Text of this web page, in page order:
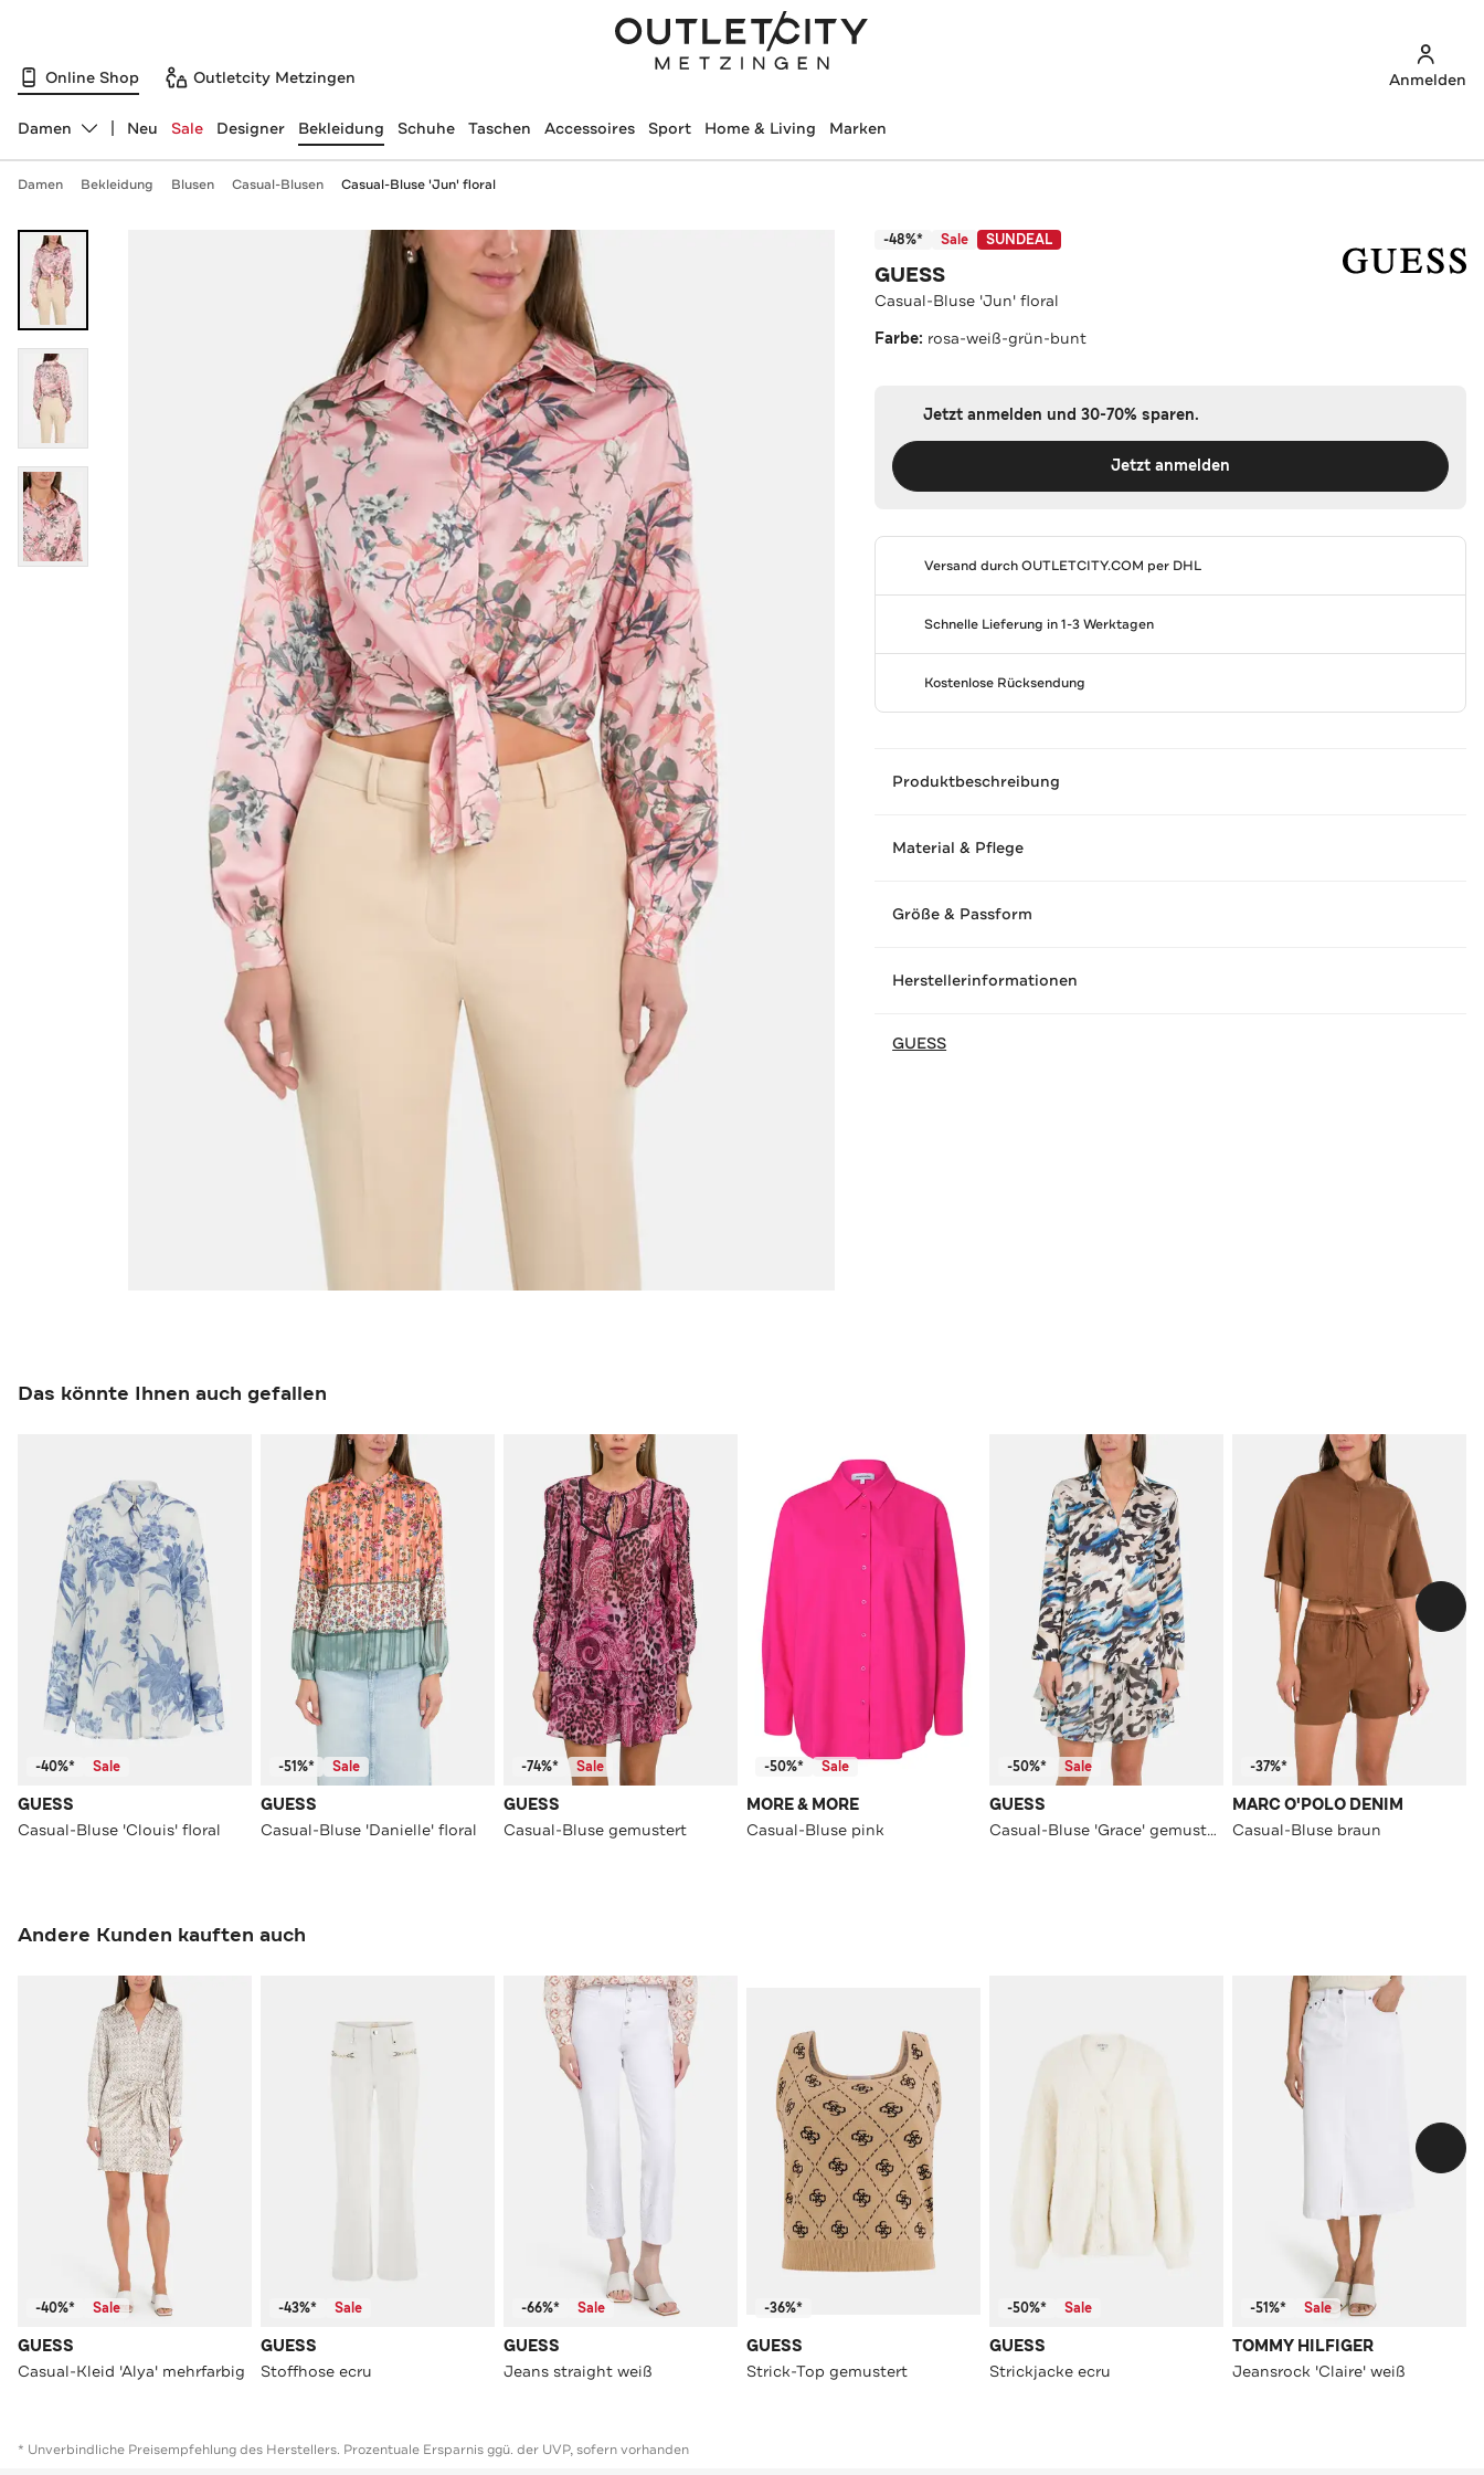
Online Shop Outletcity Metzingen Anmelden
Abteilung ändern, ausgewählt:
Damen Neu Sale Designer Bekleidung Schuhe Taschen Accessoires Sport Home & Living Marken
Damen Bekleidung Blusen Casual-Blusen Casual-Bluse 'Jun' floral
-48%* Sale SUNDEAL
GUESS
Casual-Bluse 'Jun' floral
Farbe: rosa-weiß-grün-bunt
Jetzt anmelden und 30-70% sparen.
Jetzt anmelden
Versand durchOUTLETCITY.COM per DHL
Schnelle Lieferung in 1-3 Werktagen
Kostenlose Rücksendung
Produktbeschreibung
Material & Pflege
Größe & Passform
Herstellerinformationen
GUESS
Das könnte Ihnen auch gefallen
-40%* Sale
GUESS
Casual-Bluse 'Clouis' floral
-51%* Sale
GUESS
Casual-Bluse 'Danielle' floral
-74%* Sale
GUESS
Casual-Bluse gemustert
-50%* Sale
MORE & MORE
Casual-Bluse pink
-50%* Sale
GUESS
Casual-Bluse 'Grace' gemustert
-37%*
MARC O'POLO DENIM
Casual-Bluse braun
Andere Kunden kauften auch
-40%* Sale
GUESS
Casual-Kleid 'Alya' mehrfarbig
-43%* Sale
GUESS
Stoffhose ecru
-66%* Sale
GUESS
Jeans straight weiß
-36%*
GUESS
Strick-Top gemustert
-50%* Sale
GUESS
Strickjacke ecru
-51%* Sale
TOMMY HILFIGER
Jeansrock 'Claire' weiß
* Unverbindliche Preisempfehlung des Herstellers. Prozentuale Ersparnis ggü. der UVP, sofern vorhanden